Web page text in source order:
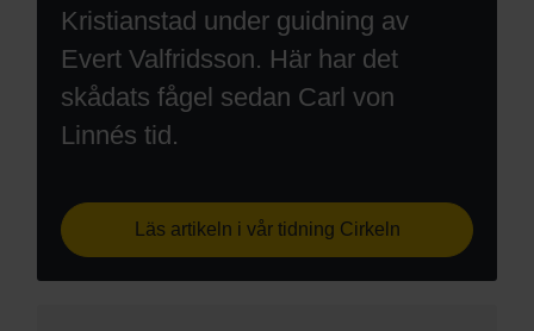
Kristianstad under guidning av
Evert Valfridsson. Här har det
skådats fågel sedan Carl von
Linnés tid.
Läs artikeln i vår tidning Cirkeln